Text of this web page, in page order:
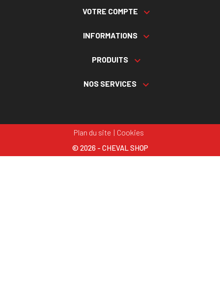
VOTRE COMPTE 
INFORMATIONS 
PRODUITS 
NOS SERVICES 
Plan du site Cookies
© 2026 - CHEVAL SHOP